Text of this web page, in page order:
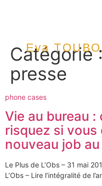
Eva
Catégorie
presse
phone cases
Vie au bureau :
risquez si vous
nouveau job
Le Plus de L’Obs – 31 mai
L’Obs – Lire l’intégralité de